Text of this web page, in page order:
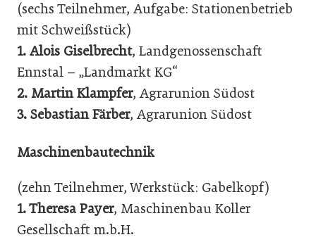
(sechs Teilnehmer, Aufgabe: Stationenbetrieb
mit Schweißstück)
1. Alois Giselbrecht, Landgenossenschaft
Ennstal – „Landmarkt KG“
2. Martin Klampfer, Agrarunion Südost
3. Sebastian Färber, Agrarunion Südost
Maschinenbautechnik
(zehn Teilnehmer, Werkstück: Gabelkopf)
1.Theresa Payer, Maschinenbau Koller
Gesellschaft m.b.H.